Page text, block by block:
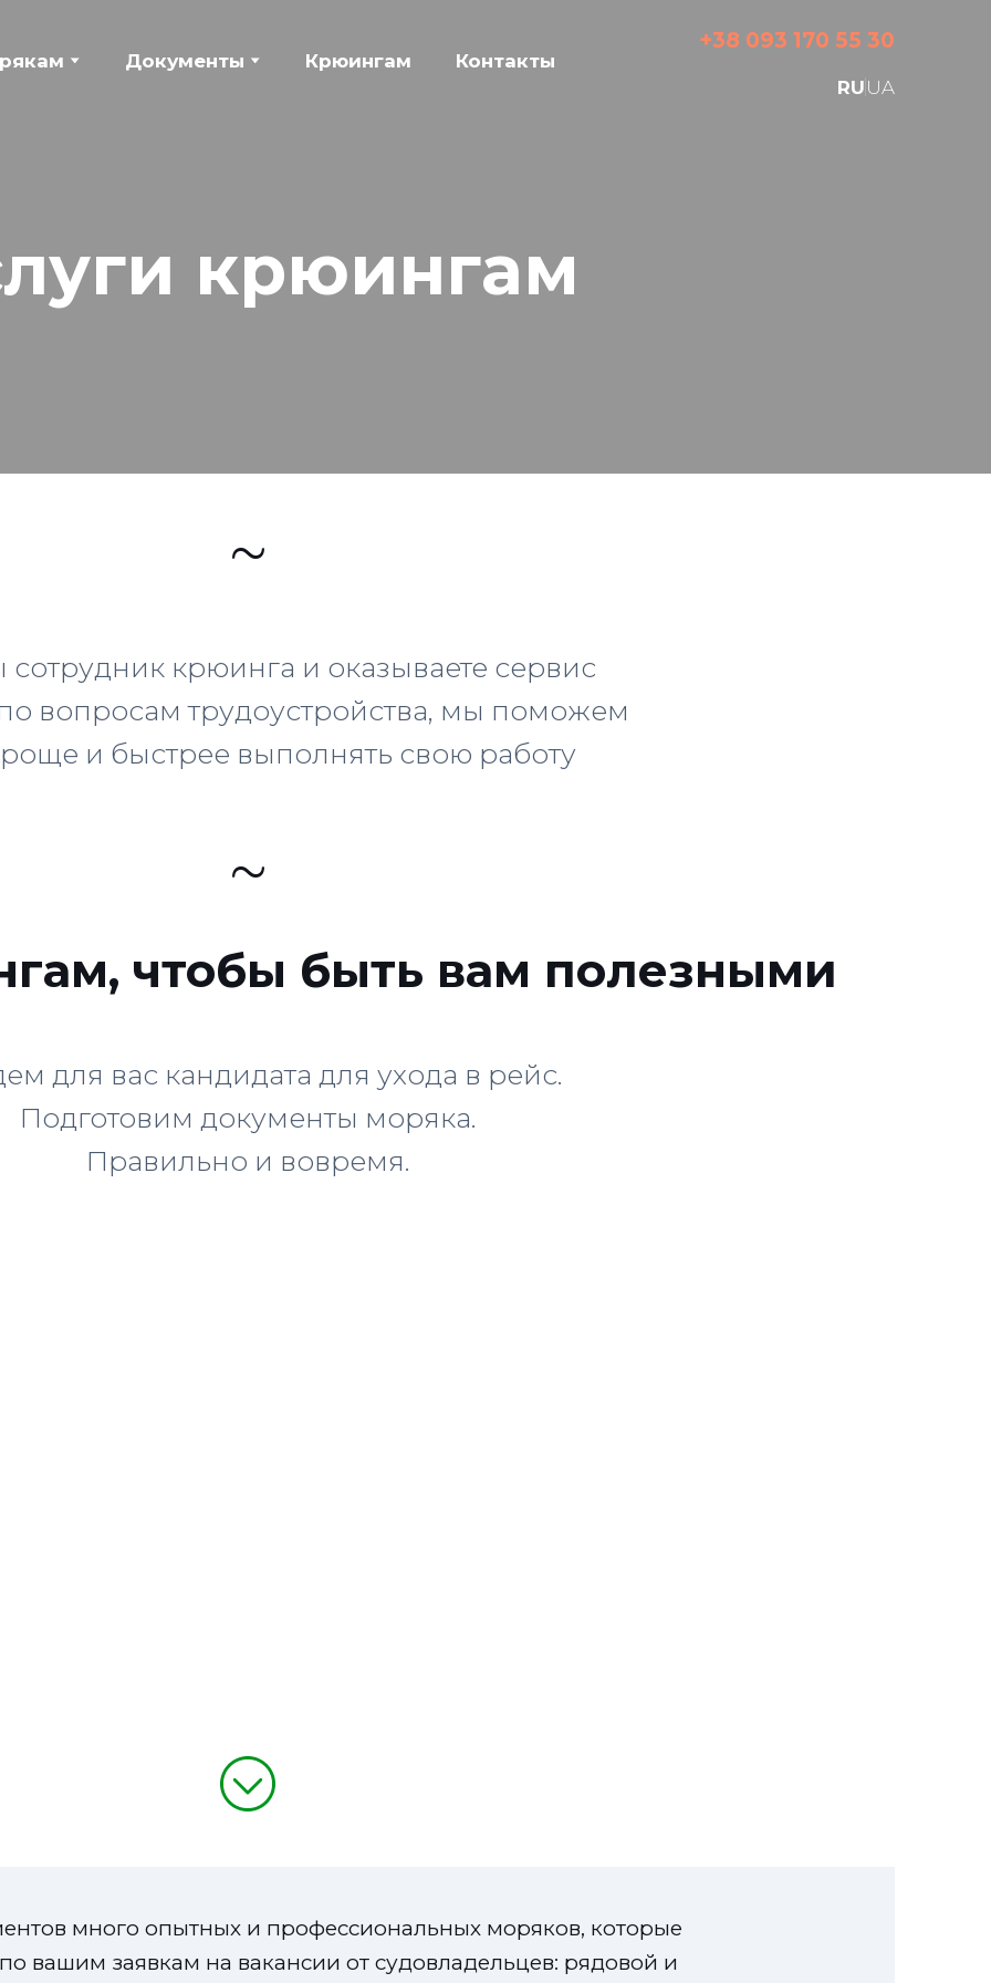
Документы Крюингам Контакты
+38 093 170 55 30
RU UA
крюингам
~
сотрудник крюинга и оказываете сервис
вопросам трудоустройства, мы поможем
и быстрее выполнять свою работу
~
чтобы быть вам полезными
для вас кандидата для ухода в рейс.
Подготовим документы моряка.
Правильно и вовремя.
много опытных и профессиональных моряков, которые
вашим заявкам на вакансии от судовладельцев: рядовой и